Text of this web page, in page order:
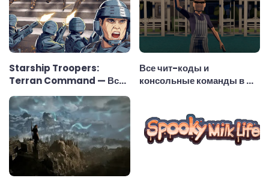
Starship Troopers:
Terran Command — Все
консольные команды
Все чит-коды и
консольные команды в My